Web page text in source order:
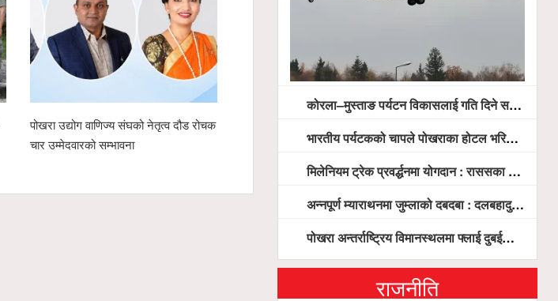
पोखरा उद्योग वाणिज्य संघको नेतृत्व दौड रोचक बन्दै,
चार उम्मेदवारको सम्भावना
शान्ति ¥याली सम्पन्न
कोरला–मुस्ताङ पर्यटन विकासलाई गति दिने सरकारको प्रतिबद्धता, स्थानीय सरोकारवालासँग व्यापक छलफल
भारतीय पर्यटकको चापले पोखराका होटल भरिभराउ
मिलेनियम ट्रेक प्रवर्द्धनमा योगदान : राससका वासुदेव पौडेललाई ‘मिलेनियम ट्रेक अवार्ड’ प्रदान गरिने
अन्नपूर्ण म्याराथनमा जुम्लाको दबदबा : दलबहादुर र मञ्जु च्याम्पियन, नगदसहित भव्य सम्मान
पोखरा अन्तर्राष्ट्रिय विमानस्थलमा फ्लाई दुबईको बढ्दो चासो, ६ घण्टा लामो प्राविधिक निरीक्षणपछि दैनिक उडानको ढोका खुल्दै
राजनीति